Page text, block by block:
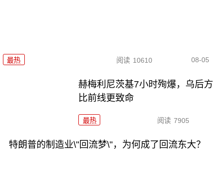
最热 阅读 10610 08-05
赫梅利尼茨基7小时殉爆，乌后方
比前线更致命
最热 阅读 7905
特朗普的制造业\"回流梦\"，为何成了回流东大？